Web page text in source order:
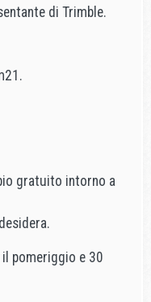
di Trimble.
gratuito intorno a
pomeriggio e 30